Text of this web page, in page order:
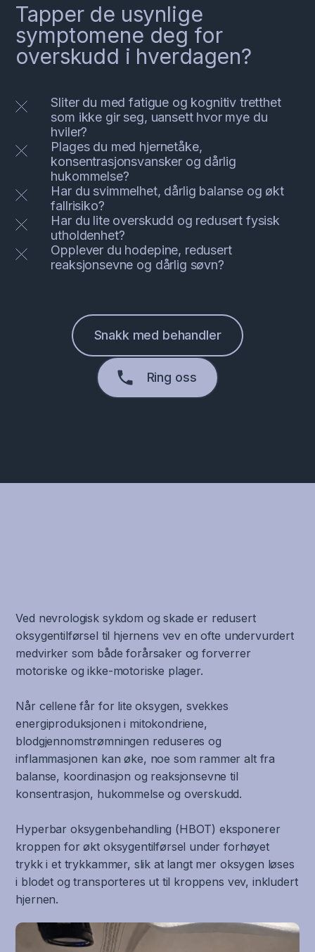
Tapper de usynlige
symptomene deg for
overskudd i hverdagen?
Sliter du med fatigue og kognitiv tretthet
som ikke gir seg, uansett hvor mye du
hviler?
Plages du med hjernetåke,
konsentrasjonsvansker og dårlig
hukommelse?
Har du svimmelhet, dårlig balanse og økt
fallrisiko?
Har du lite overskudd og redusert fysisk
utholdenhet?
Opplever du hodepine, redusert
reaksjonsevne og dårlig søvn?
Snakk med behandler
Ring oss
Ved nevrologisk sykdom og skade er redusert
oksygentilførsel til hjernens vev en ofte undervurdert
medvirker som både forårsaker og forverrer
motoriske og ikke-motoriske plager.
Når cellene får for lite oksygen, svekkes
energiproduksjonen i mitokondriene,
blodgjennomstrømningen reduseres og
inflammasjonen kan øke, noe som rammer alt fra
balanse, koordinasjon og reaksjonsevne til
konsentrasjon, hukommelse og overskudd.
Hyperbar oksygenbehandling (HBOT) eksponerer
kroppen for økt oksygentilførsel under forhøyet
trykk i et trykkammer, slik at langt mer oksygen løses
i blodet og transporteres ut til kroppens vev, inkludert
hjernen.